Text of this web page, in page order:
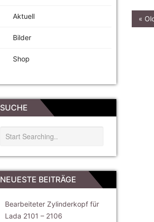
Aktuell
Bilder
Shop
SUCHE
NEUESTE BEITRÄGE
Bearbeiteter Zylinderkopf für
Lada 2101 – 2106
«